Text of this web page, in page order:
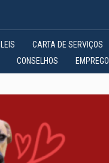
LEIS CARTA DE SERVIÇOS
CONSELHOS EMPREGO